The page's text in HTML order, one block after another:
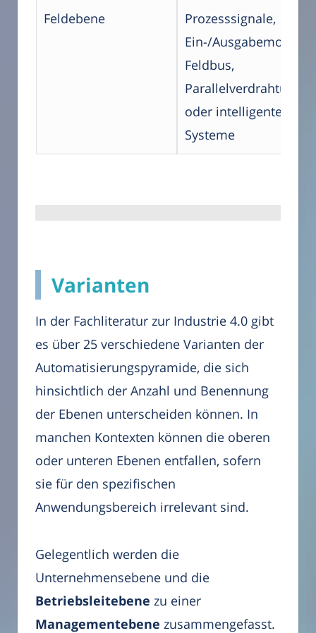
Feldebene
Prozesssignale,
Ein-/Ausgabemodule,
Feldbus,
Parallelverdrahtung
oder intelligente
Systeme
Varianten
In der Fachliteratur zur Industrie 4.0 gibt
es über 25 verschiedene Varianten der
Automatisierungspyramide, die sich
hinsichtlich der Anzahl und Benennung
der Ebenen unterscheiden können. In
manchen Kontexten können die oberen
oder unteren Ebenen entfallen, sofern
sie für den spezifischen
Anwendungsbereich irrelevant sind.
Gelegentlich werden die
Unternehmensebene und die
Betriebsleitebene zu einer
Managementebene zusammengefasst.